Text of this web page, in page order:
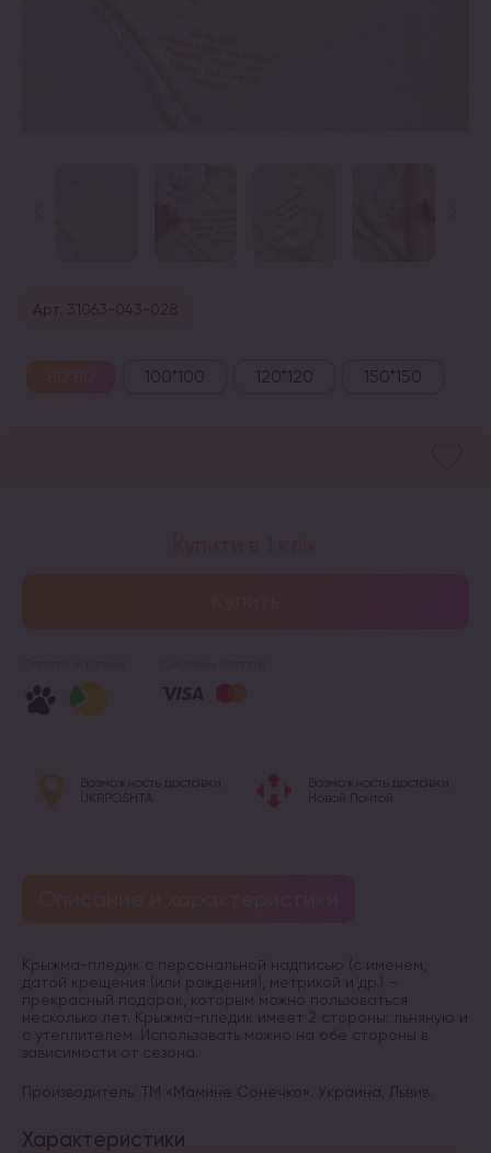
Арт. 31063-043-028
100*100 120*120 150*150
Возможность доставки
UKRPOSHTA
Возможность доставки
Новой Почтой
Крыжма-пледик с персональной надписью (с именем,
датой крещения (или рождения), метрикой и др.) –
прекрасный подарок, которым можно пользоваться
несколько лет. Крыжма-пледик имеет 2 стороны: льняную и
с утеплителем. Использовать можно на обе стороны в
зависимости от сезона.
Производитель: ТМ «Мамине Сонечко». Украина, Львив.
Характеристики